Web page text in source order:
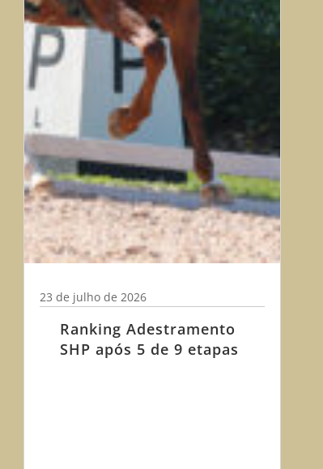
Ranking Adestramento
SHP após 5 de 9 etapas
23 de julho de 2026